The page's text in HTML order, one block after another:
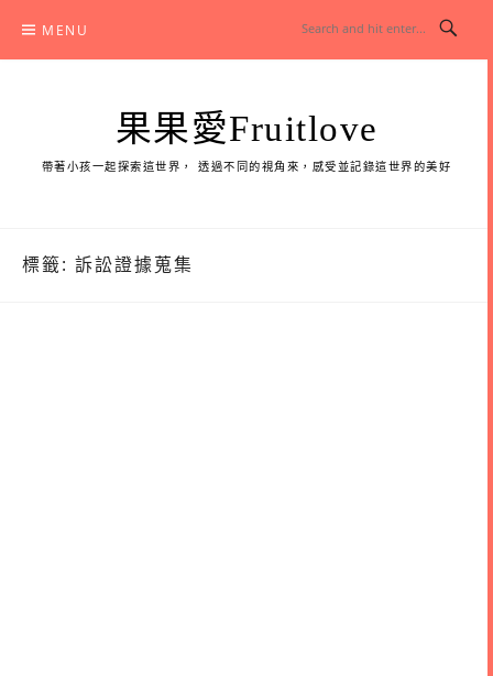
content
MENU
果果愛Fruitlove
帶著小孩一起探索這世界， 透過不同的視角來，感受並記錄這世界的美好
標籤: 訴訟證據蒐集